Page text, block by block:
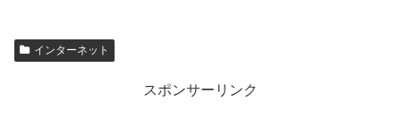
インターネット
スポンサーリンク